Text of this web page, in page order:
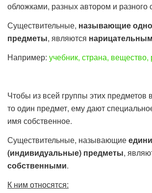
обложками, разных автором и разного
Существительные, называющие
предметы, являются
Например: учебник, страна, вещество,
Чтобы из всей группы этих предметов
то один предмет, ему дают
имя собственное.
Существительные, называющие
(индивидуальные) предметы,
собственными.
К ним относятся: